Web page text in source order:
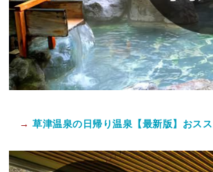
→ 草津温泉の日帰り温泉【最新版】おス